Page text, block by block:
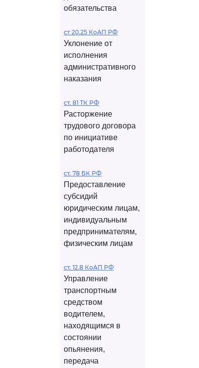
обязательства
ст 20.25 КоАП РФ
Уклонение от
исполнения
административного
наказания
ст. 81 ТК РФ
Расторжение
трудового договора
по инициативе
работодателя
ст. 78 БК РФ
Предоставление
субсидий
юридическим лицам,
индивидуальным
предпринимателям,
физическим лицам
ст. 12.8 КоАП РФ
Управление
транспортным
средством
водителем,
находящимся в
состоянии
опьянения,
передача